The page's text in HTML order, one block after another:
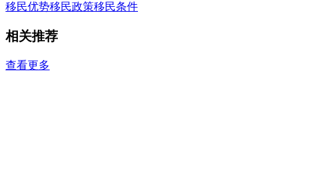
移民优势移民政策移民条件
相关推荐
查看更多